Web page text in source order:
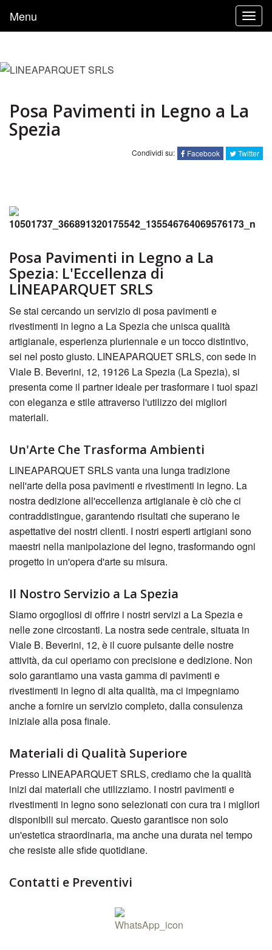
Menu
Posa Pavimenti in Legno a La
Spezia
Condividi su: Facebook Twitter
Posa Pavimenti in Legno a La
Spezia: L'Eccellenza di
LINEAPARQUET SRLS
Se stai cercando un servizio di posa pavimenti e
rivestimenti in legno a La Spezia che unisca qualità
artigianale, esperienza pluriennale e un tocco distintivo,
sei nel posto giusto. LINEAPARQUET SRLS, con sede in
Viale B. Beverini, 12, 19126 La Spezia (La Spezia), si
presenta come il partner ideale per trasformare i tuoi spazi
con eleganza e stile attraverso l'utilizzo dei migliori
materiali.
Un'Arte Che Trasforma Ambienti
LINEAPARQUET SRLS vanta una lunga tradizione
nell'arte della posa pavimenti e rivestimenti in legno. La
nostra dedizione all'eccellenza artigianale è ciò che ci
contraddistingue, garantendo risultati che superano le
aspettative dei nostri clienti. I nostri esperti artigiani sono
maestri nella manipolazione del legno, trasformando ogni
progetto in un'opera d'arte su misura.
Il Nostro Servizio a La Spezia
Siamo orgogliosi di offrire i nostri servizi a La Spezia e
nelle zone circostanti. La nostra sede centrale, situata in
Viale B. Beverini, 12, è il cuore pulsante delle nostre
attività, da cui operiamo con precisione e dedizione. Non
solo garantiamo una vasta gamma di pavimenti e
rivestimenti in legno di alta qualità, ma ci impegniamo
anche a fornire un servizio completo, dalla consulenza
iniziale alla posa finale.
Materiali di Qualità Superiore
Presso LINEAPARQUET SRLS, crediamo che la qualità
inizi dai materiali che utilizziamo. I nostri pavimenti e
rivestimenti in legno sono selezionati con cura tra i migliori
disponibili sul mercato. Questo garantisce non solo
un'estetica straordinaria, ma anche una durata nel tempo
che resiste alle sfide quotidiane.
Contatti e Preventivi